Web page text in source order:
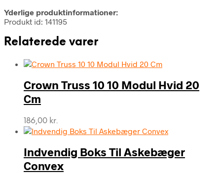
Yderlige produktinformationer:
Produkt id: 141195
Relaterede varer
Crown Truss 10 10 Modul Hvid 20
Cm
186,00 kr.
Indvendig Boks Til Askebæger
Convex